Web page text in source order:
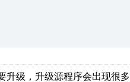
升级，升级源程序会出现很